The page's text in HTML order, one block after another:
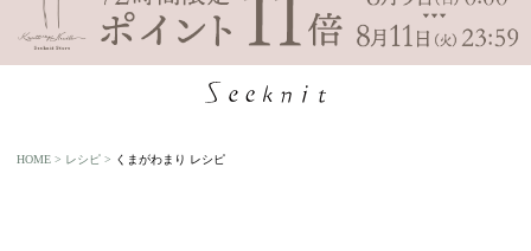
HOME レシピ くまがわまり レシピ